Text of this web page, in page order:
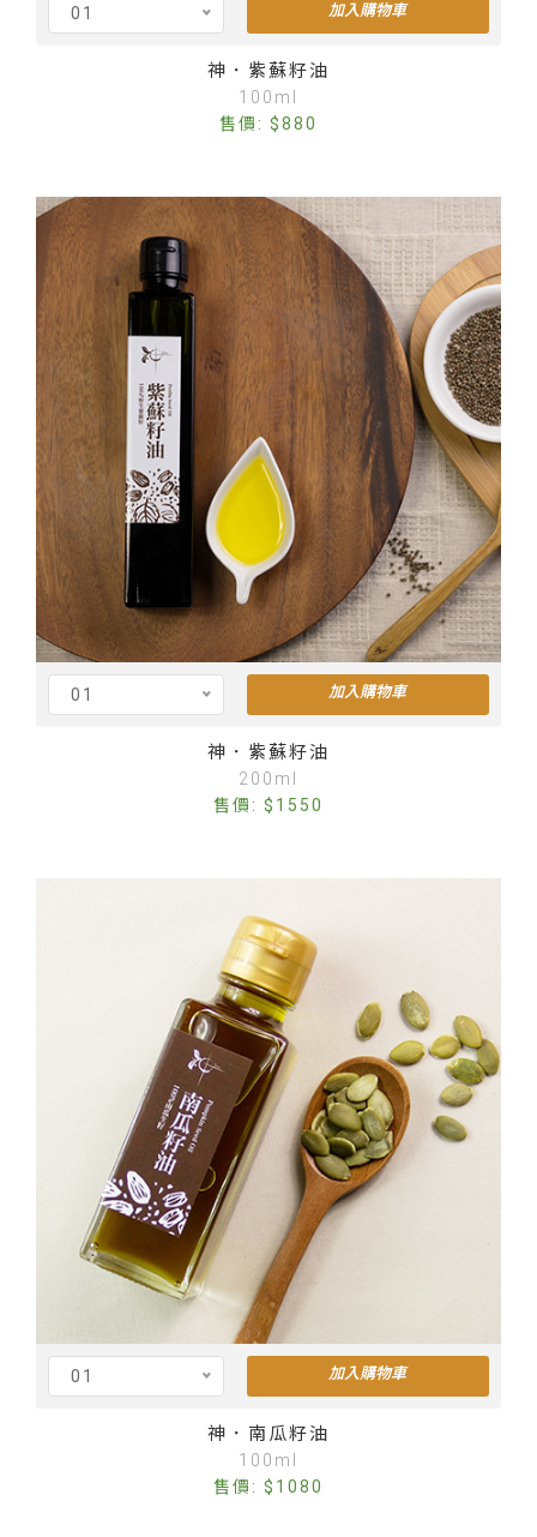
01 加入購物車
神．紫蘇籽油
100ml
售價: $880
01 加入購物車
神．紫蘇籽油
200ml
售價: $1550
01 加入購物車
神．南瓜籽油
100ml
售價: $1080